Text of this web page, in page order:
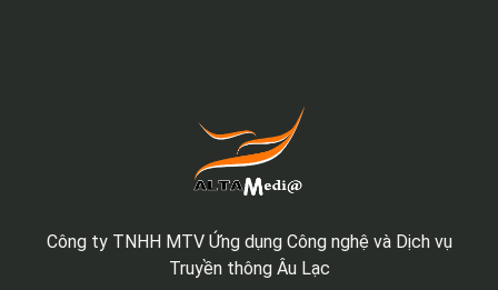
Công ty TNHH MTV Ứng dụng Công nghệ và Dịch vụ
Truyền thông Âu Lạc